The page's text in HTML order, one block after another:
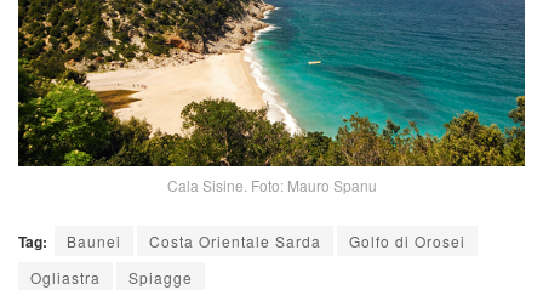
Cala Sisine. Foto: Mauro Spanu
Tag: Baunei Costa Orientale Sarda
Golfo di Orosei
Ogliastra
Spiagge